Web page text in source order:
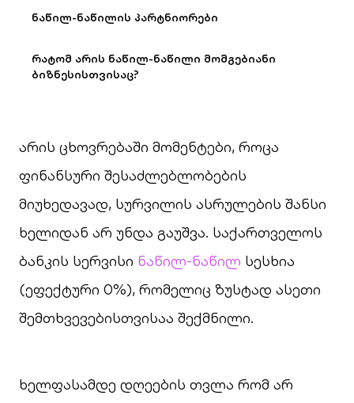
ნაწილ-ნაწილის პარტნიორები
რატომ არის ნაწილ-ნაწილი მომგებიანი
ბიზნესისთვისაც?
არის ცხოვრებაში მომენტები, როცა
ფინანსური შესაძლებლობების
მიუხედავად, სურვილის ასრულების შანსი
ხელიდან არ უნდა გაუშვა. საქართველოს
ბანკის სერვისი ნაწილ-ნაწილ სესხია
(ეფექტური 0%), რომელიც ზუსტად ასეთი
შემთხვევებისთვისაა შექმნილი.
ხელფასამდე დღეების თვლა რომ არ